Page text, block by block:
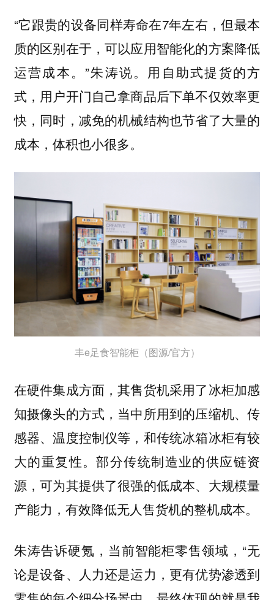
“它跟贵的设备同样寿命在7年左右，但最本
质的区别在于，可以应用智能化的方案降低
运营成本。”朱涛说。用自助式提货的方
式，用户开门自己拿商品后下单不仅效率更
快，同时，减免的机械结构也节省了大量的
成本，体积也小很多。
丰e足食智能柜（图源/官方）
在硬件集成方面，其售货机采用了冰柜加感
知摄像头的方式，当中所用到的压缩机、传
感器、温度控制仪等，和传统冰箱冰柜有较
大的重复性。部分传统制造业的供应链资
源，可为其提供了很强的低成本、大规模量
产能力，有效降低无人售货机的整机成本。
朱涛告诉硬氪，当前智能柜零售领域，“无
论是设备、人力还是运力，更有优势渗透到